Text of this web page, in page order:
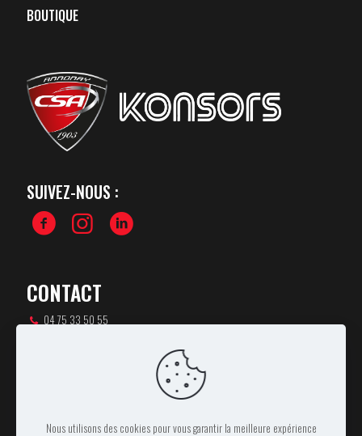
BOUTIQUE
SUIVEZ-NOUS :
CONTACT
04 75 33 50 55
Nous utilisons des cookies pour vous garantir la meilleure expérience